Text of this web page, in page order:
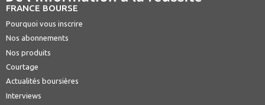
FRANCE BOURSE
Pourquoi vous inscrire
Nos abonnements
Nos produits
Courtage
Actualités boursières
Interviews